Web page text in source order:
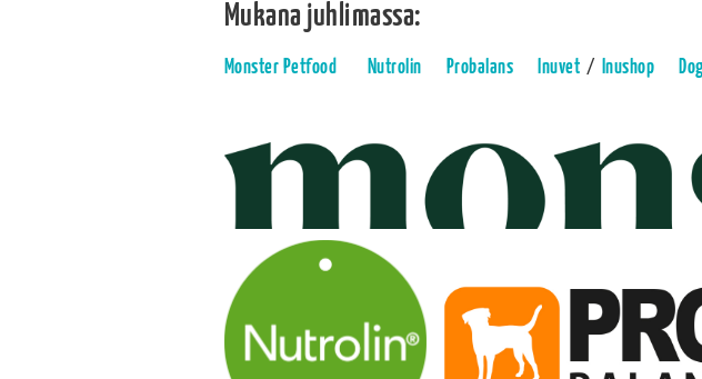
Mukana juhlimassa:
Monster Petfood Nutrolin Probalans Inuvet / Inushop